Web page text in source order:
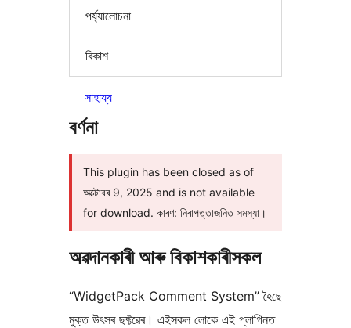
পৰ্য্যালোচনা
বিকাশ
সাহায্য
বৰ্ণনা
This plugin has been closed as of
অক্টোবৰ 9, 2025 and is not available
for download. কাৰণ: নিৰাপত্তাজনিত সমস্যা।
অৱদানকাৰী আৰু বিকাশকাৰীসকল
“WidgetPack Comment System” হৈছে
মুক্ত উৎসৰ ছফ্টৱেৰ। এইসকল লোকে এই প্লাগিনত